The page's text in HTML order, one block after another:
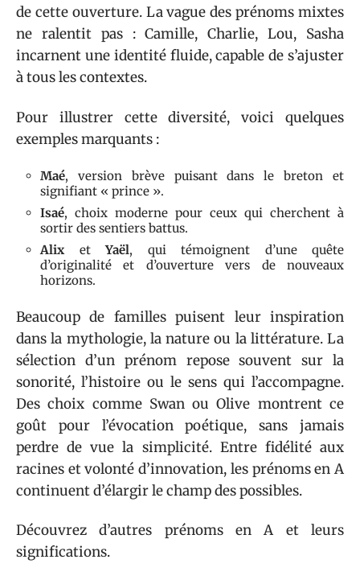
de cette ouverture. La vague des prénoms mixtes
ne ralentit pas : Camille, Charlie, Lou, Sasha
incarnent une identité fluide, capable de s’ajuster
à tous les contextes.
Pour illustrer cette diversité, voici quelques
exemples marquants :
Maé, version brève puisant dans le breton et
signifiant « prince ».
Isaé, choix moderne pour ceux qui cherchent à
sortir des sentiers battus.
AlixetYaël, qui témoignent d’une quête
d’originalité et d’ouverture vers de nouveaux
horizons.
Beaucoup de familles puisent leur inspiration
dans la mythologie, la nature ou la littérature. La
sélection d’un prénom repose souvent sur la
sonorité, l’histoire ou le sens qui l’accompagne.
Des choix comme Swan ou Olive montrent ce
goût pour l’évocation poétique, sans jamais
perdre de vue la simplicité. Entre fidélité aux
racines et volonté d’innovation, les prénoms en A
continuent d’élargir le champ des possibles.
Découvrez d’autres prénoms en A et leurs
significations.